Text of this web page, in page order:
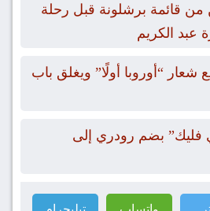
3 لاعبين من قائمة برشلونة قبل رحلة
عبد الكريم
شعار “أوروبا أولًا” ويغلق باب
فليك” بضم رودري إلى